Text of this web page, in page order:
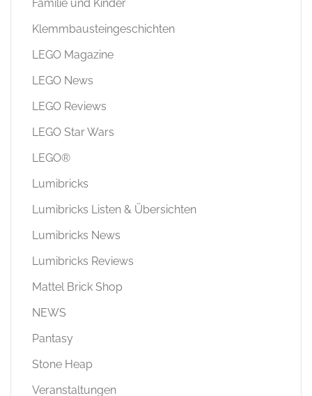
Familie und Kinder
Klemmbausteingeschichten
LEGO Magazine
LEGO News
LEGO Reviews
LEGO Star Wars
LEGO®
Lumibricks
Lumibricks Listen & Übersichten
Lumibricks News
Lumibricks Reviews
Mattel Brick Shop
NEWS
Pantasy
Stone Heap
Veranstaltungen